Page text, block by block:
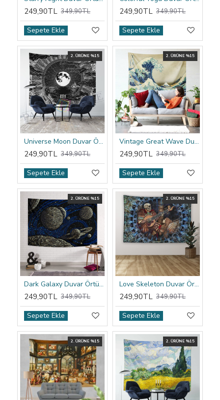
249,90TL 349,90TL
Sepete Ekle
249,90TL 349,90TL
Sepete Ekle
2. ÜRÜNE %15
Universe Moon Duvar Örtüsü
249,90TL 349,90TL
Sepete Ekle
2. ÜRÜNE %15
Vintage Great Wave Duvar Örtüsü
249,90TL 349,90TL
Sepete Ekle
2. ÜRÜNE %15
Dark Galaxy Duvar Örtüsü
249,90TL 349,90TL
Sepete Ekle
2. ÜRÜNE %15
Love Skeleton Duvar Örtüsü
249,90TL 349,90TL
Sepete Ekle
2. ÜRÜNE %15 2. ÜRÜNE %15